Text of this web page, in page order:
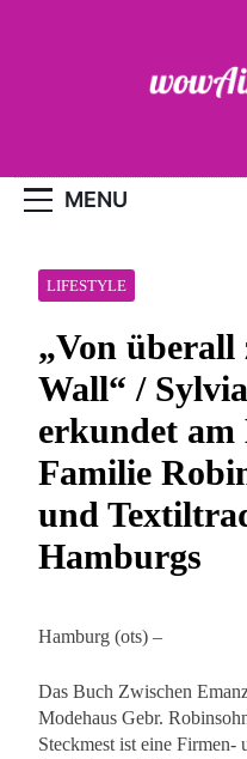
MENU
LIFESTYLE
„Von überall
Wall“ /
erkundet am
Familie
und
Hamburgs
Hamburg (ots) –
Das Buch Zwischen
Modehaus Gebr.
Steckmest ist eine